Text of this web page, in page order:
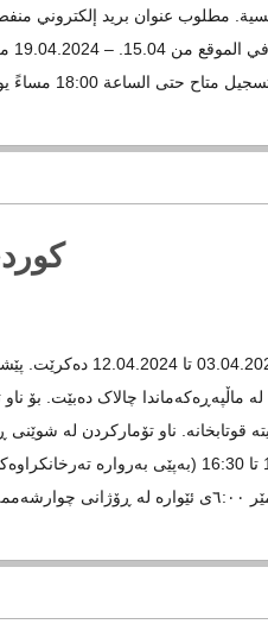
مطلوب عنوان بريد إلكتروني
تەرخانکردنی بەروارەکانی ناو تۆمارکردن
چالاک دەبێت. بۆ ناو
قوتابخانە. ناو تۆمارکردن لە شوێنی
١٥.٠٤ەوە ئەنجام دەدرێت. – 19.04.2024 لە کاتژمێر 10:00 تا 16:30